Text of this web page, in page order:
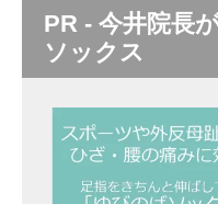
PR - 今井院長
ソックス